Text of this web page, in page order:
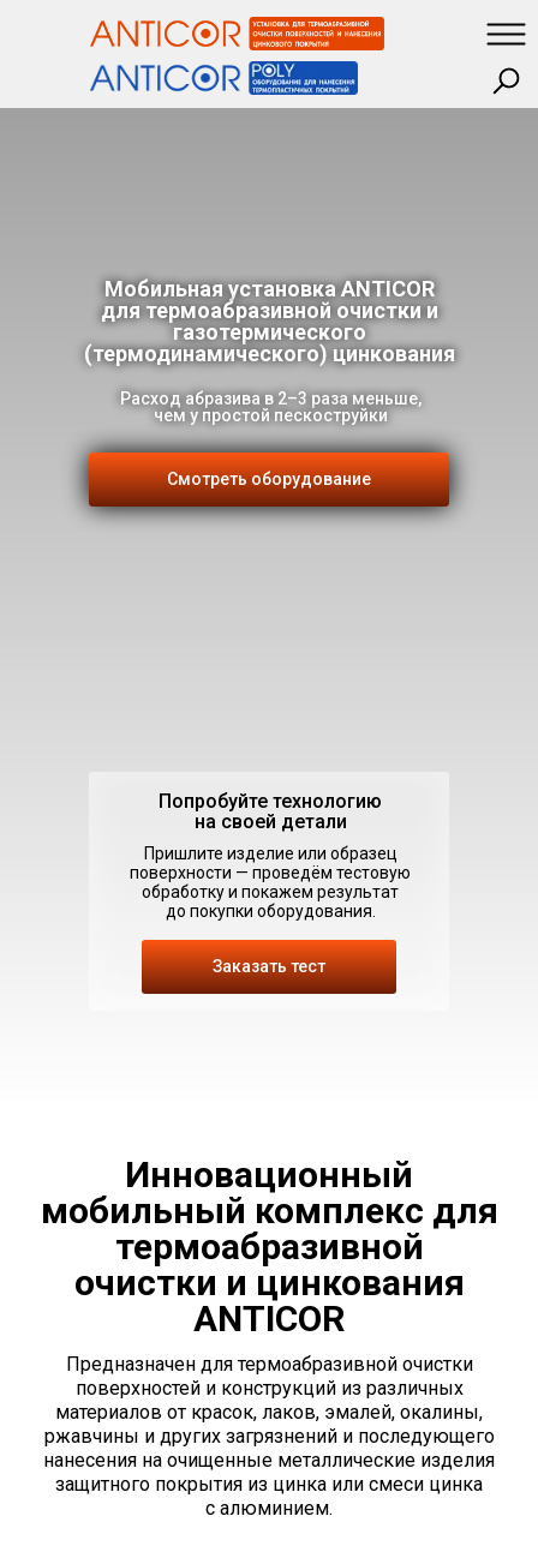
Мобильная установка ANTICOR
для термоабразивной очистки и
газотермического
(термодинамического) цинкования
Смотреть оборудование
Попробуйте технологию
на своей детали
Пришлите изделие или образец
поверхности — проведём тестовую
обработку и покажем результат
до покупки оборудования.
Заказать тест
Расход абразива в 2–3 раза меньше,
чем у простой пескоструйки
Инновационный
мобильный комплекс для
термоабразивной
очист ки и цинкования
ANTICOR
Предназначен для термоабразивной очистки
поверхностей и конструкций из различных
материалов от красок, лаков, эмалей, окалины,
ржавчины и других загрязнений и последующего
нанесения на очищенные металлические изделия
защитного покрытия из цинка или смеси цинка
с алюминием.